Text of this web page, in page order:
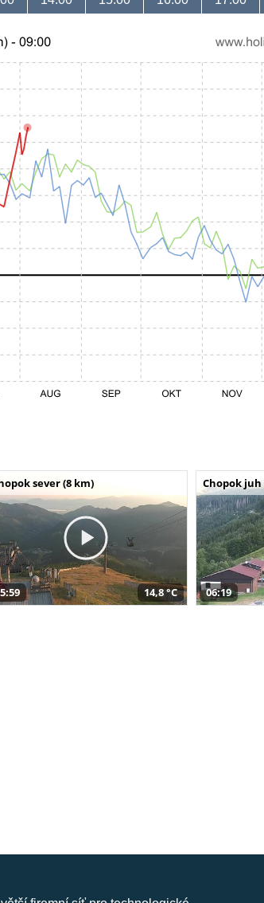
sever (8 km)
14,8 °C
Chopok juh
06:19